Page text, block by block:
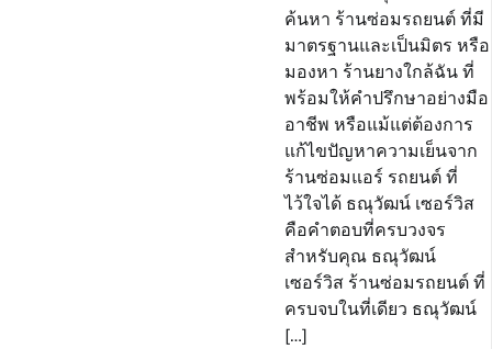
ค้นหา ร้านซ่อมรถยนต์ ที่มี
มาตรฐานและเป็นมิตร หรือ
มองหา ร้านยางใกล้ฉัน ที่
พร้อมให้คำปรึกษาอย่างมือ
อาชีพ หรือแม้แต่ต้องการ
แก้ไขปัญหาความเย็นจาก
ร้านซ่อมแอร์ รถยนต์ ที่
ไว้ใจได้ ธณุวัฒน์ เซอร์วิส
คือคำตอบที่ครบวงจร
สำหรับคุณ ธณุวัฒน์
เซอร์วิส ร้านซ่อมรถยนต์ ที่
ครบจบในที่เดียว ธณุวัฒน์
[…]